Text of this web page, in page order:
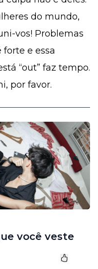
do mundo,
vos! Problemas
forte e essa
“out” faz tempo.
por favor.
você veste